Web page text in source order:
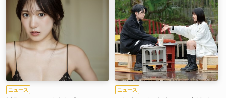
ニュース ニュース